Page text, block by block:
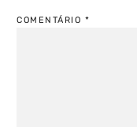
COMENTÁRIO *